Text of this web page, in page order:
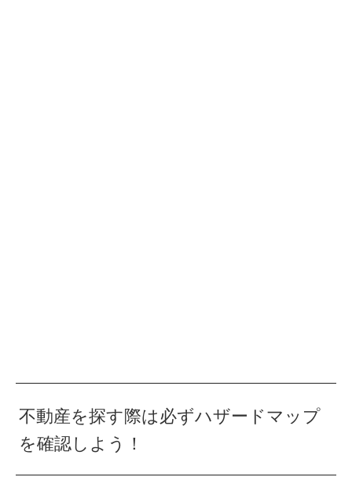
不動産を探す際は必ずハザードマップ
を確認しよう！